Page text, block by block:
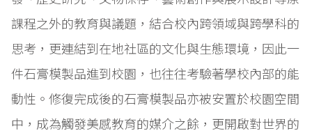
課程之外的教育與議題，結合校內跨領域與跨學科的
思考，更連結到在地社區的文化與生態環境，因此一
件石膏模製品進到校園，也往往考驗著學校內部的能
動性。修復完成後的石膏模製品亦被安置於校園空間
中，成為觸發美感教育的媒介之餘，更開啟對世界的